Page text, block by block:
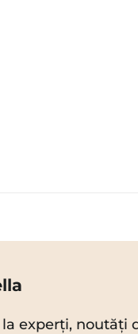
experți, noutăți